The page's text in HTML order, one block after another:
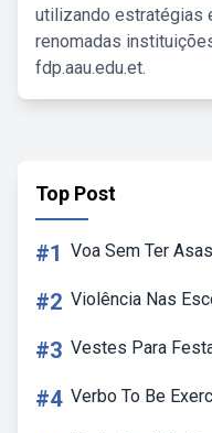
utilizando estratégias
renomadas
fdp.aau.edu.et.
Top Post
#1 Voa Sem Ter
#2 Violência Nas
#3 Vestes Para
#4 Verbo To Be